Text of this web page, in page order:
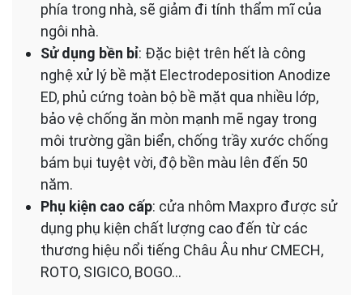
phía trong nhà, sẽ giảm đi tính thẩm mĩ của
ngôi nhà.
Sử dụng bền bỉ: Đặc biệt trên hết là công
nghệ xử lý bề mặt Electrodeposition Anodize
ED, phủ cứng toàn bộ bề mặt qua nhiều lớp,
bảo vệ chống ăn mòn mạnh mẽ ngay trong
môi trường gần biển, chống trầy xước chống
bám bụi tuyệt vời, độ bền màu lên đến 50
năm.
Phụ kiện cao cấp: cửa nhôm Maxpro được sử
dụng phụ kiện chất lượng cao đến từ các
thương hiệu nổi tiếng Châu Âu như CMECH,
ROTO, SIGICO, BOGO…